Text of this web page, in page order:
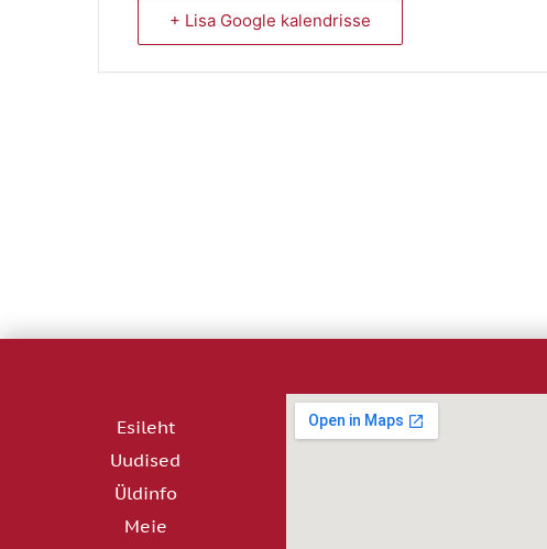
+ Lisa Google kalendrisse
Esileht
Uudised
Üldinfo
Meie